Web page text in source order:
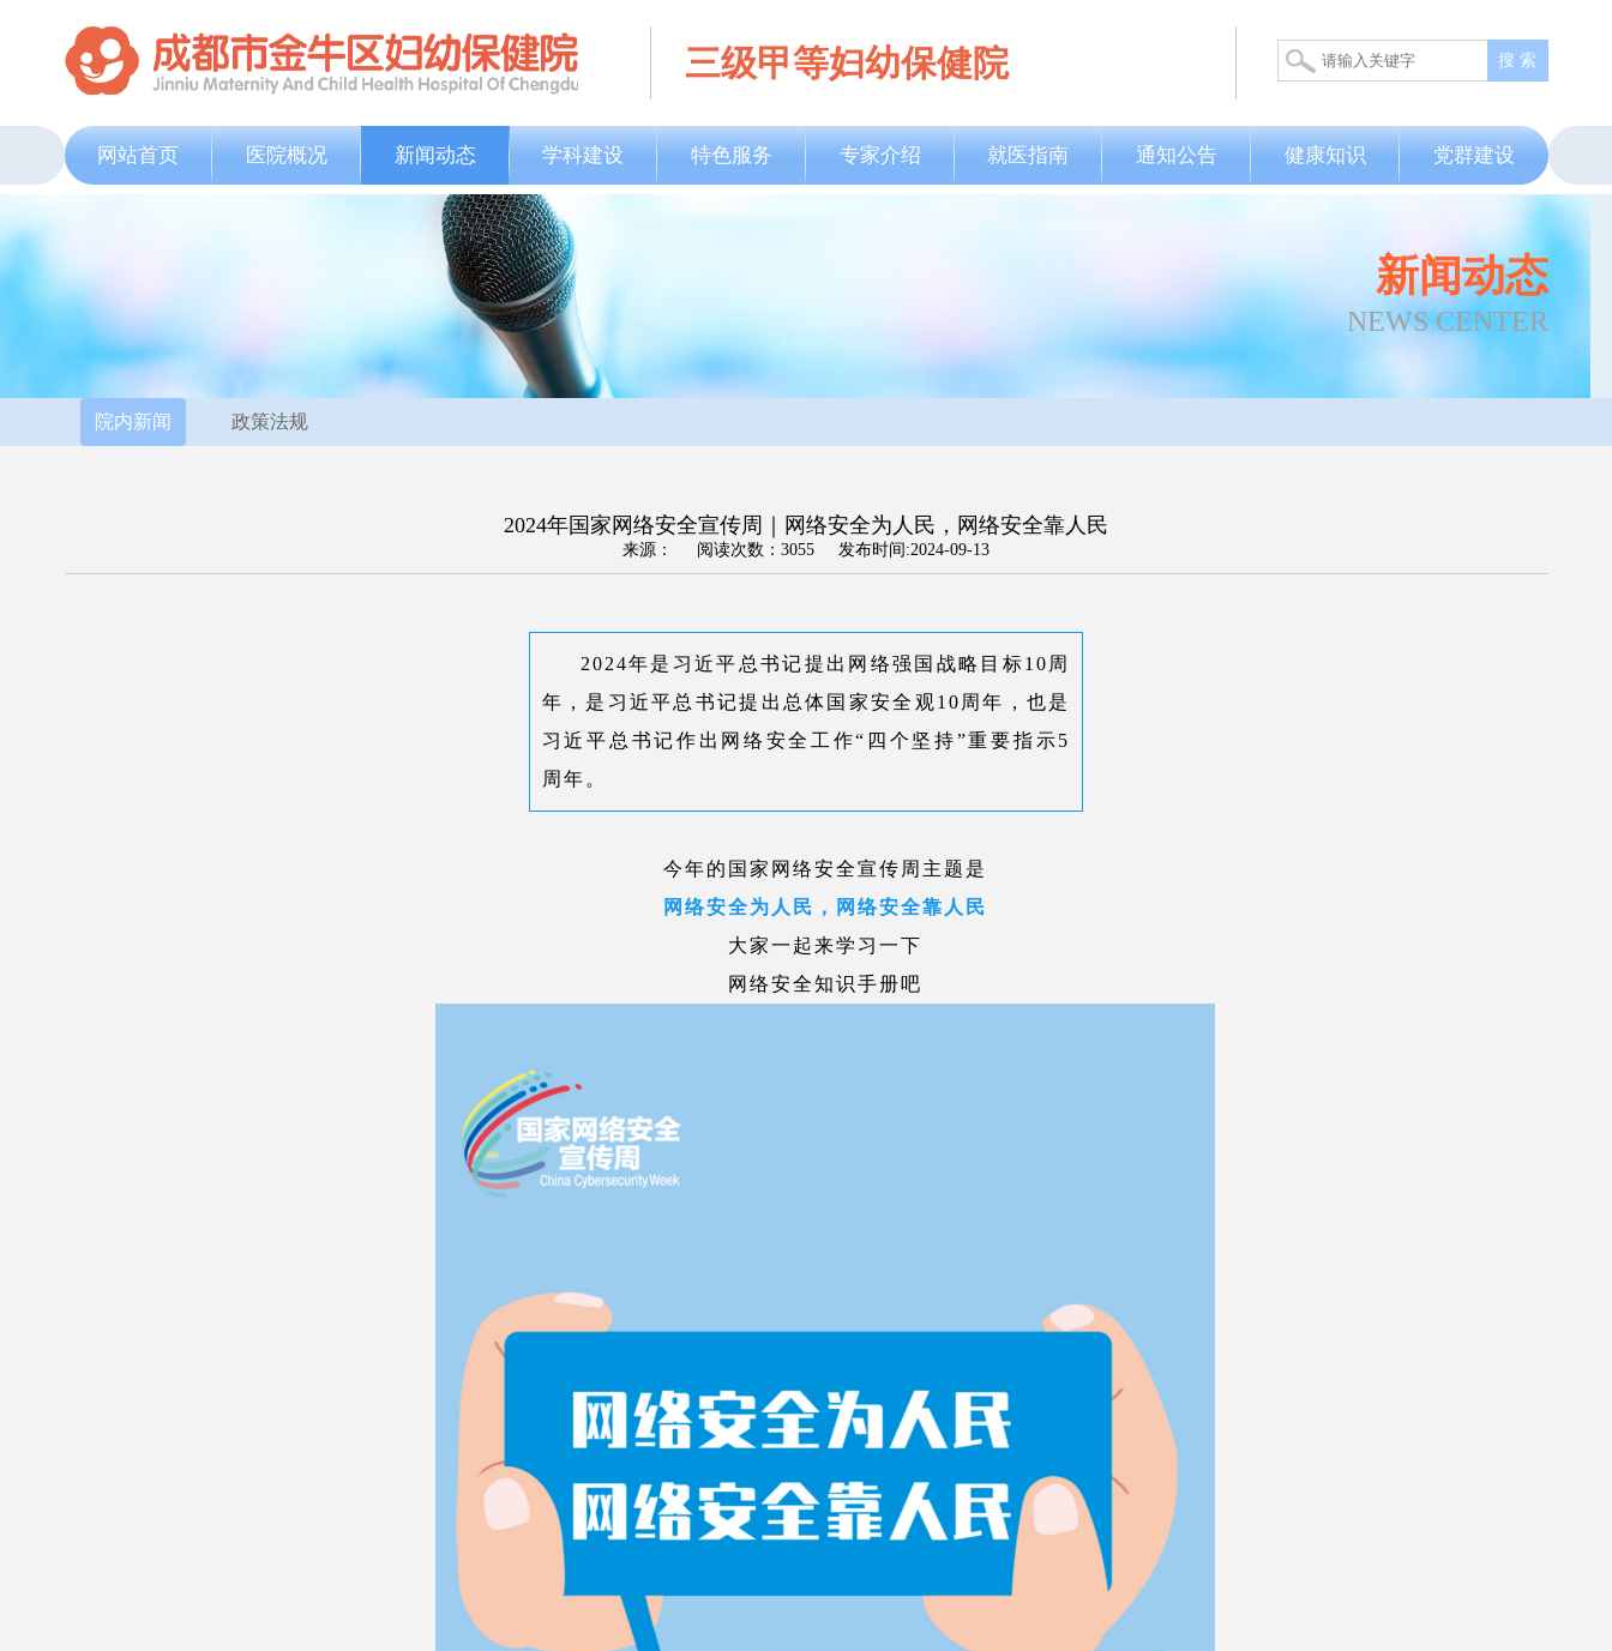
三级甲等妇幼保健院 搜 索
网站首页 医院概况 新闻动态 学科建设 特色服务 专家介绍 就医指南 通知公告 健康知识 党群建设
新闻动态
NEWS CENTER
院内新闻 政策法规
2024年国家网络安全宣传周｜网络安全为人民，网络安全靠人民
来源： 阅读次数： 3055 发布时间:2024-09-13
2024年是习近平总书记提出网络强国战略目标10周
年，是习近平总书记提出总体国家安全观10周年，也是
习近平总书记作出网络安全工作“四个坚持”重要指示5
周年。
今年的国家网络安全宣传周主题是
网络安全为人民，网络安全靠人民
大家一起来学习一下
网络安全知识手册吧